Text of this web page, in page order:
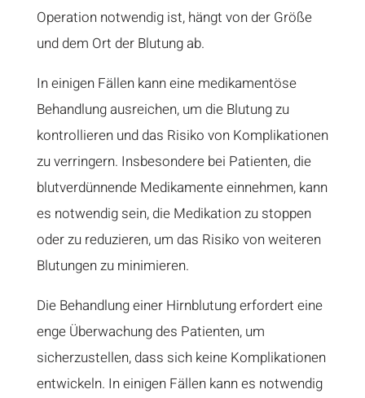
Operation notwendig ist, hängt von der Größe
und dem Ort der Blutung ab.
In einigen Fällen kann eine medikamentöse
Behandlung ausreichen, um die Blutung zu
kontrollieren und das Risiko von Komplikationen
zu verringern. Insbesondere bei Patienten, die
blutverdünnende Medikamente einnehmen, kann
es notwendig sein, die Medikation zu stoppen
oder zu reduzieren, um das Risiko von weiteren
Blutungen zu minimieren.
Die Behandlung einer Hirnblutung erfordert eine
enge Überwachung des Patienten, um
sicherzustellen, dass sich keine Komplikationen
entwickeln. In einigen Fällen kann es notwendig